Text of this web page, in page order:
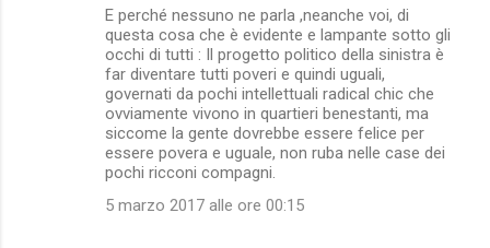
E perché nessuno ne parla ,neanche voi, di
questa cosa che è evidente e lampante sotto gli
occhi di tutti : Il progetto politico della sinistra è
far diventare tutti poveri e quindi uguali,
governati da pochi intellettuali radical chic che
ovviamente vivono in quartieri benestanti, ma
siccome la gente dovrebbe essere felice per
essere povera e uguale, non ruba nelle case dei
pochi ricconi compagni.
5 marzo 2017 alle ore 00:15